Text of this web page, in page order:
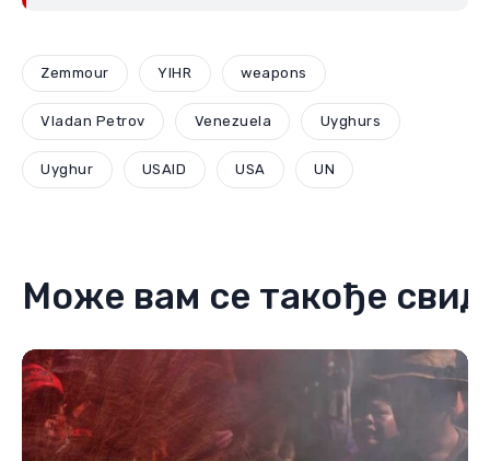
Zemmour YIHR weapons
Vladan Petrov Venezuela Uyghurs
Uyghur USAID USA UN
Може вам се такође